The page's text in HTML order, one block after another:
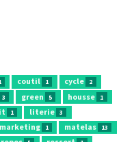
coutil 1 cycle 2
3 green 5 housse 1
1 literie 3
marketing 1 matelas 13